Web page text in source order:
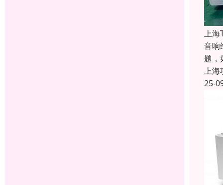
上海
音响
题，
上海
25-